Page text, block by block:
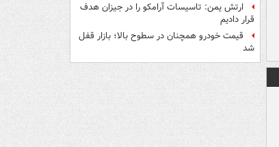
ارتش یمن: تاسیسات آرامکو را در جیزان هدف
قرار دادیم
قیمت خودرو همچنان در سطوح بالا؛ بازار قفل
شد